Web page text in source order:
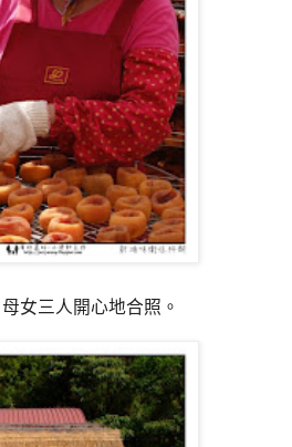
女三人開心地合照。